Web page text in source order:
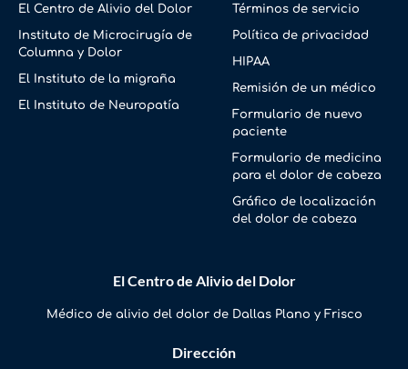
El Centro de Alivio del Dolor
Instituto de Microcirugía de
Columna y Dolor
El Instituto de la migraña
El Instituto de Neuropatía
Términos de servicio
Política de privacidad
HIPAA
Remisión de un médico
Formulario de nuevo
paciente
Formulario de medicina
para el dolor de cabeza
Gráfico de localización
del dolor de cabeza
El Centro de Alivio del Dolor
Médico de alivio del dolor de Dallas Plano y Frisco
Dirección